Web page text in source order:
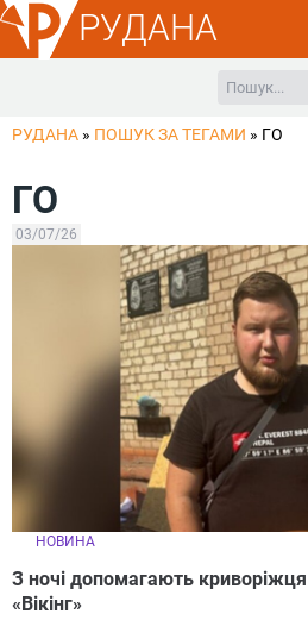
РУДАНА
РУДАНА » ПОШУК ЗА ТЕГАМИ » ГО
ГО
03/07/26
НОВИНА
З ночі допомагають
«Вікінг»